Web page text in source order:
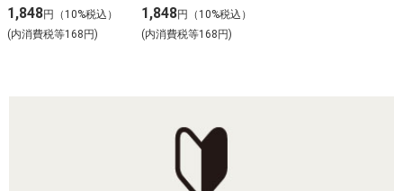
ールグリーン
1,848円（10%税込）
(内消費税等168円)
ールブルー
1,848円（10%税込）
(内消費税等168円)